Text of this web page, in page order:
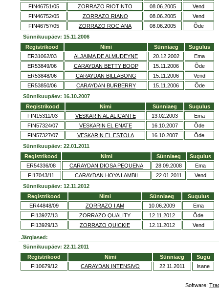
FIN46751/05
ZORRAZO RIOTINTO 08.06.2005
Vend
FIN46752/05
ZORRAZO RIANO 08.06.2005
Vend
FIN46757/05
ZORRAZO ROCIANA 08.06.2005
Õde
Sünnikuupäev: 15.11.2006
Registrikood
Nimi Sünniaeg
Sugulus
ER31062/03
ALJAIMA DE ALMUDEYNE 20.12.2002
Ema
ER53849/06
CARAYDAN BETTY BOOP 15.11.2006
Õde
ER53848/06
CARAYDAN BILLABONG 15.11.2006
Vend
ER53850/06
CARAYDAN BURBERRY 15.11.2006
Õde
Sünnikuupäev: 16.10.2007
Registrikood
Nimi Sünniaeg
Sugulus
FIN15311/03
VESKARIN AL ALICANTE 13.02.2003
Ema
FIN57324/07
VESKARIN EL ENATE 16.10.2007
Õde
FIN57327/07
VESKARIN EL ESTOLA 16.10.2007
Õde
Sünnikuupäev: 22.01.2011
Registrikood
Nimi Sünniaeg
Sugulus
ER54336/08
CARAYDAN DIOSA PEQUENA 28.09.2008
Ema
FI17043/11
CARAYDAN HOYA LAMBII 22.01.2011
Vend
Sünnikuupäev: 12.11.2012
Registrikood
Nimi Sünniaeg
Sugulus
ER44848/09
ZORRAZO I AM 10.06.2009
Ema
FI13927/13
ZORRAZO QUALITY 12.11.2012
Õde
FI13929/13
ZORRAZO QUICKIE 12.11.2012 Vend
Järglased:
Sünnikuupäev: 22.11.2011
Registrikood
Nimi Sünniaeg
Sugu
FI10679/12
CARAYDAN INTENSIVO 22.11.2011 Isane
Software: